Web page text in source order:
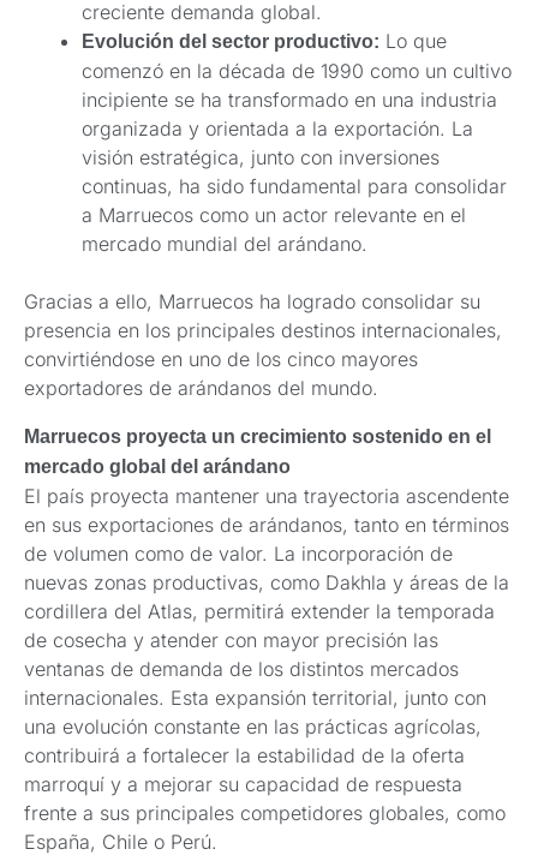
creciente demanda global.
Evolución del sector productivo: Lo que
comenzó en la década de 1990 como un cultivo
incipiente se ha transformado en una industria
organizada y orientada a la exportación. La
visión estratégica, junto con inversiones
continuas, ha sido fundamental para consolidar
a Marruecos como un actor relevante en el
mercado mundial del arándano.
Gracias a ello, Marruecos ha logrado consolidar su
presencia en los principales destinos internacionales,
convirtiéndose en uno de los cinco mayores
exportadores de arándanos del mundo.
Marruecos proyecta un crecimiento sostenido en el
mercado global del arándano
El país proyecta mantener una trayectoria ascendente
en sus exportaciones de arándanos, tanto en términos
de volumen como de valor. La incorporación de
nuevas zonas productivas, como Dakhla y áreas de la
cordillera del Atlas, permitirá extender la temporada
de cosecha y atender con mayor precisión las
ventanas de demanda de los distintos mercados
internacionales. Esta expansión territorial, junto con
una evolución constante en las prácticas agrícolas,
contribuirá a fortalecer la estabilidad de la oferta
marroquí y a mejorar su capacidad de respuesta
frente a sus principales competidores globales, como
España, Chile o Perú.